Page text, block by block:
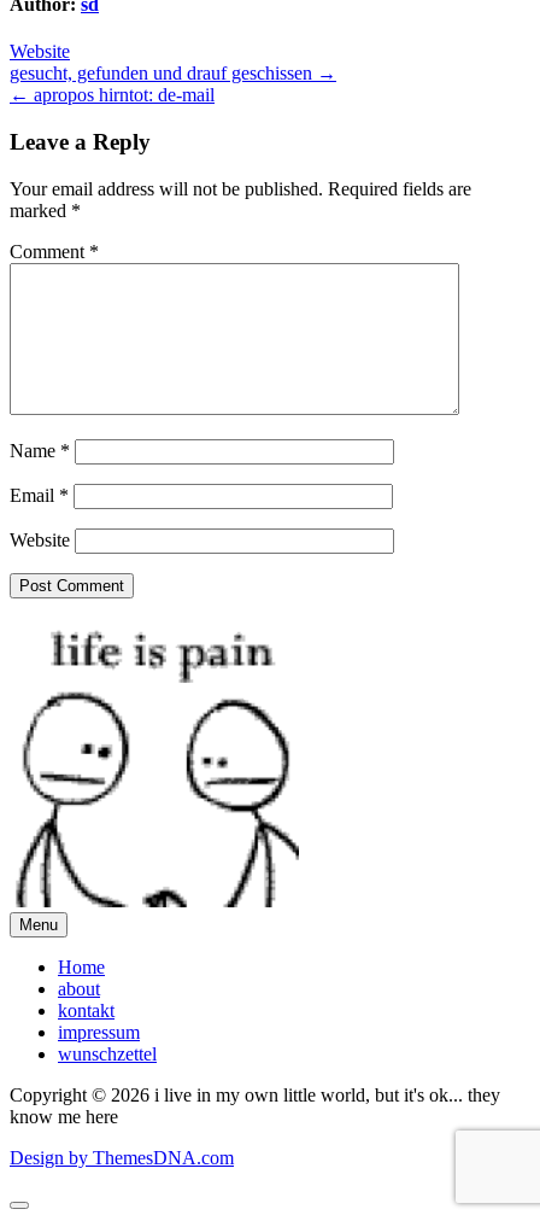
Author: sd
Website
Post
navigation
gesucht, gefunden und drauf geschissen →
← apropos hirntot: de-mail
Leave a Reply
Your email address will not be published. Required fields are
marked *
Comment *
Name *
Email *
Website
Menu
Home
about
kontakt
impressum
wunschzettel
Copyright © 2026 i live in my own little world, but it's ok... they
know me here
Design by ThemesDNA.com